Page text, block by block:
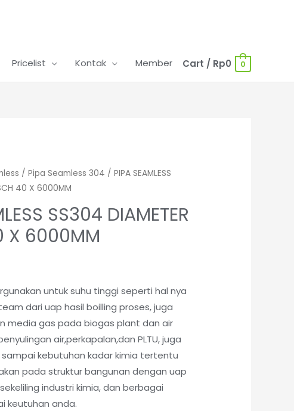
Pricelist Kontak Member Cart / Rp0 0
/ Pipa Seamless 304 / PIPA SEAMLESS
40 X 6000MM
SS304 DIAMETER
X 6000MM
untuk suhu tinggi seperti hal nya
dari uap hasil boilling proses, juga
media gas pada biogas plant dan air
air,perkapalan,dan PLTU, juga
sampai kebutuhan kadar kimia tertentu
pada struktur bangunan dengan uap
industri kimia, dan berbagai
keutuhan anda.